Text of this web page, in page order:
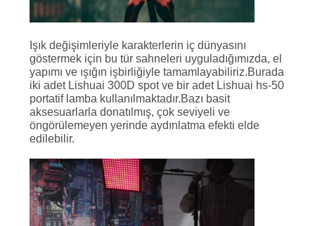
Işık değişimleriyle karakterlerin iç dünyasını
göstermek için bu tür sahneleri uyguladığımızda, el
yapımı ve ışığın işbirliğiyle tamamlayabiliriz.Burada
iki adet Lishuai 300D spot ve bir adet Lishuai hs-50
portatif lamba kullanılmaktadır.Bazı basit
aksesuarlarla donatılmış, çok seviyeli ve
öngörülemeyen yerinde aydınlatma efekti elde
edilebilir.